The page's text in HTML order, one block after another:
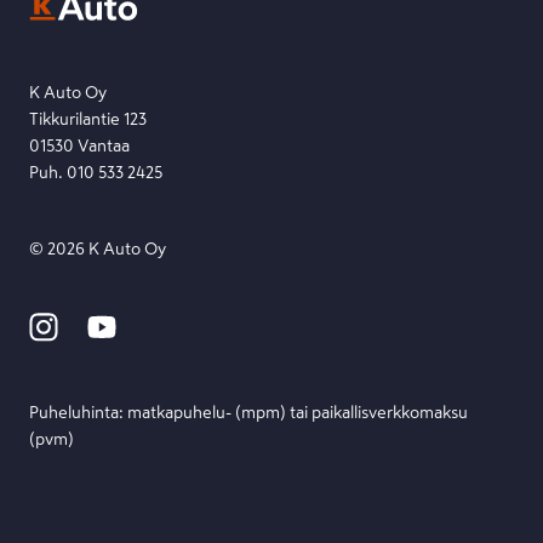
Etsi toimipiste
K Auto Oy
Tikkurilantie 123
01530 Vantaa
Puh. 010 533 2425
© 2026 K Auto Oy
Puheluhinta: matka­puhelu- (mpm) tai paikallis­verkko­maksu
(pvm)